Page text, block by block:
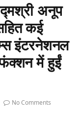
अनूप
कई
इंटरनेशनल
में हुईं
No Comments